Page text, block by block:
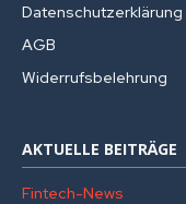
Datenschutzerklärung
AGB
Widerrufsbelehrung
AKTUELLE BEITRÄGE
Fintech-News